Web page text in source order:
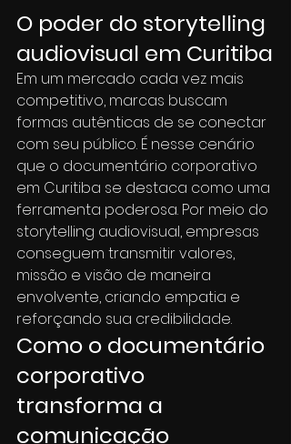
O poder do storytelling
audiovisual em Curitiba
Em um mercado cada vez mais
competitivo, marcas buscam
formas autênticas de se conectar
com seu público. É nesse cenário
que o documentário corporativo
em Curitiba se destaca como uma
ferramenta poderosa. Por meio do
storytelling audiovisual, empresas
conseguem transmitir valores,
missão e visão de maneira
envolvente, criando empatia e
reforçando sua credibilidade.
Como o documentário
corporativo
transforma a
comunicação